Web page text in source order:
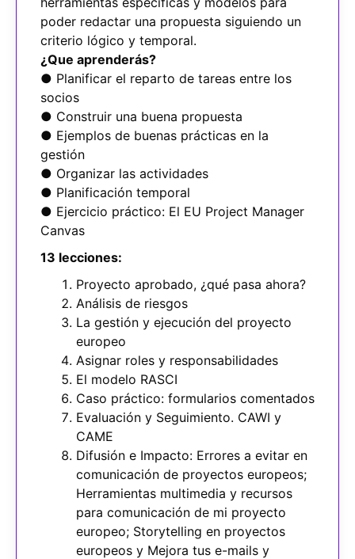
poder redactar una propuesta siguiendo un
criterio lógico y temporal.
¿Que aprenderás?
● Planificar el reparto de tareas entre los
socios
● Construir una buena propuesta
● Ejemplos de buenas prácticas en la
gestión
● Organizar las actividades
● Planificación temporal
● Ejercicio práctico: El EU Project Manager
Canvas
13 lecciones:
Proyecto aprobado, ¿qué pasa ahora?
Análisis de riesgos
La gestión y ejecución del proyecto
europeo
Asignar roles y responsabilidades
El modelo RASCI
Caso práctico: formularios comentados
Evaluación y Seguimiento. CAWI y
CAME
Difusión e Impacto: Errores a evitar en
comunicación de proyectos europeos;
Herramientas multimedia y recursos
para comunicación de mi proyecto
europeo; Storytelling en proyectos
europeos y Mejora tus e-mails y